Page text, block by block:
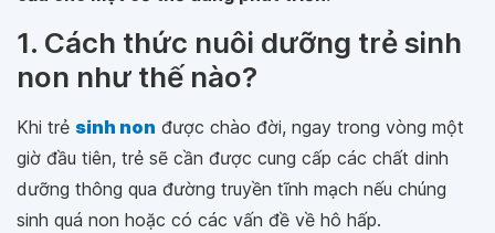
1. Cách thức nuôi dưỡng trẻ sinh
non như thế nào?
Khi trẻ sinh non được chào đời, ngay trong vòng một
giờ đầu tiên, trẻ sẽ cần được cung cấp các chất dinh
dưỡng thông qua đường truyền tĩnh mạch nếu chúng
sinh quá non hoặc có các vấn đề về hô hấp.